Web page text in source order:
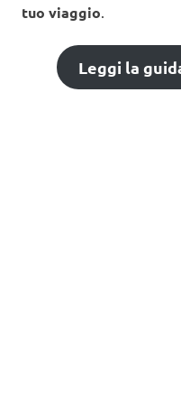
tuo viaggio
Leggi la